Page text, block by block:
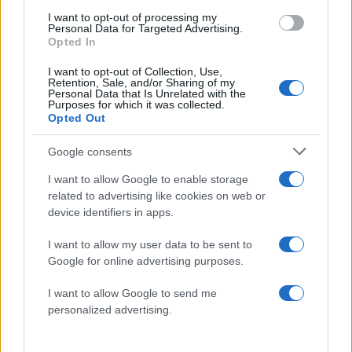
I want to opt-out of processing my
Personal Data for Targeted Advertising.
Opted In
I want to opt-out of Collection, Use,
Retention, Sale, and/or Sharing of my
Personal Data that Is Unrelated with the
Purposes for which it was collected.
Opted Out
Google consents
I want to allow Google to enable storage
related to advertising like cookies on web or
device identifiers in apps.
I want to allow my user data to be sent to
Google for online advertising purposes.
I want to allow Google to send me
personalized advertising.
«Φόβος»
Χθες το πρωί, υπήρχαν αστυνομικοί που έκαναν
περιπολίες, κάποιοι έφιπποι, όμως ήταν βασικά
τουρίστες αυτοί που έβλεπε κανείς στους
δρόμους της παγκόσμιας πρωτεύουσας των
μπλουζ.
Ο Ρόμπερτ Γουότερς, Αφροαμερικανός
μουσικός, πήγε στο Μέμφις για να συμμετάσχει
σε διαγωνισμό μπλουζ. Αλλά καθώς υπήρχαν
εκτιμήσεις πως θα ξεσπούσαν επεισόδια, ο
67χρονος απόστρατος αποφάσισε να φύγει